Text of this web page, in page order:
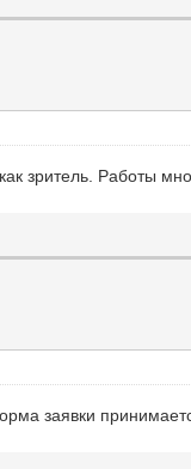
зритель. Работы
заявки